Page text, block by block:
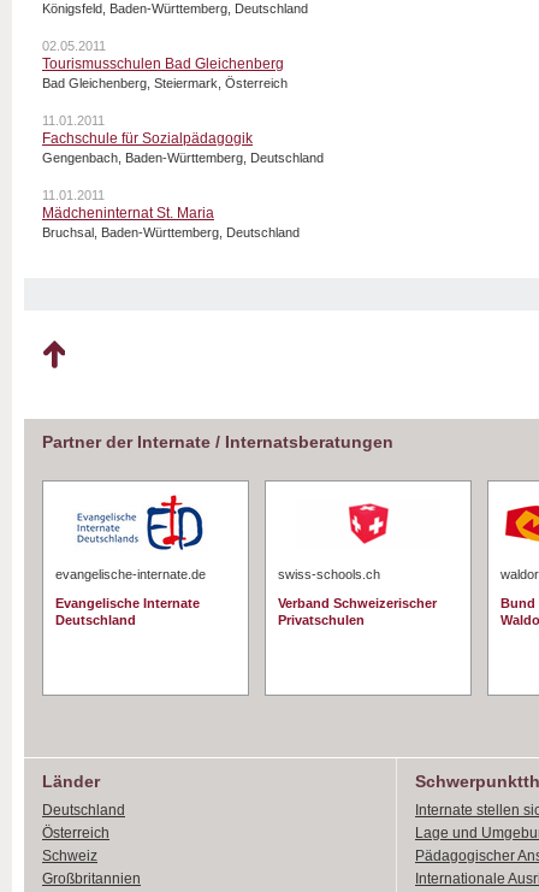
Königsfeld, Baden-Württemberg, Deutschland
02.05.2011
Tourismusschulen Bad Gleichenberg
Bad Gleichenberg, Steiermark, Österreich
11.01.2011
Fachschule für Sozialpädagogik
Gengenbach, Baden-Württemberg, Deutschland
11.01.2011
Mädcheninternat St. Maria
Bruchsal, Baden-Württemberg, Deutschland
Partner der Internate / Internatsberatungen
evangelische-internate.de
Evangelische Internate
Deutschland
swiss-schools.ch
Verband Schweizerischer
Privatschulen
Bund
Länder
Deutschland
Österreich
Schweiz
Großbritannien
Internate stellen
Lage und
Pädagogischer
Internationale